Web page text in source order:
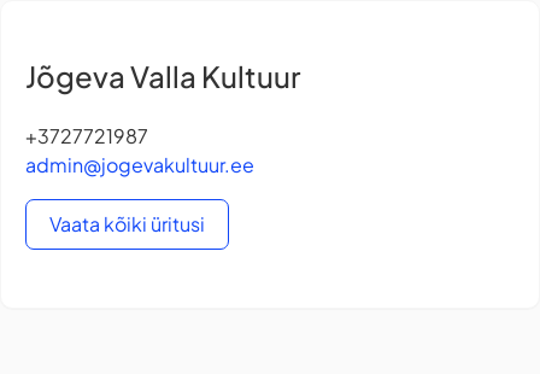
Jõgeva Valla Kultuur
+3727721987
admin@jogevakultuur.ee
Vaata kõiki üritusi